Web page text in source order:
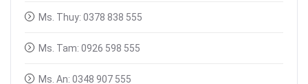
Ms. Thuy: 0378 838 555
Ms. Tam: 0926 598 555
Ms. An: 0348 907 555